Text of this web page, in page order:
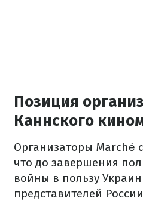
Позиция
Каннского
Организаторы Marché
что до завершения
войны в пользу
представителей